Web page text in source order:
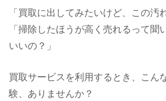
「買取に出してみたいけど、この汚
「掃除したほうが高く売れるって聞
いいの？」
買取サービスを利用するとき、こん
験、ありませんか？